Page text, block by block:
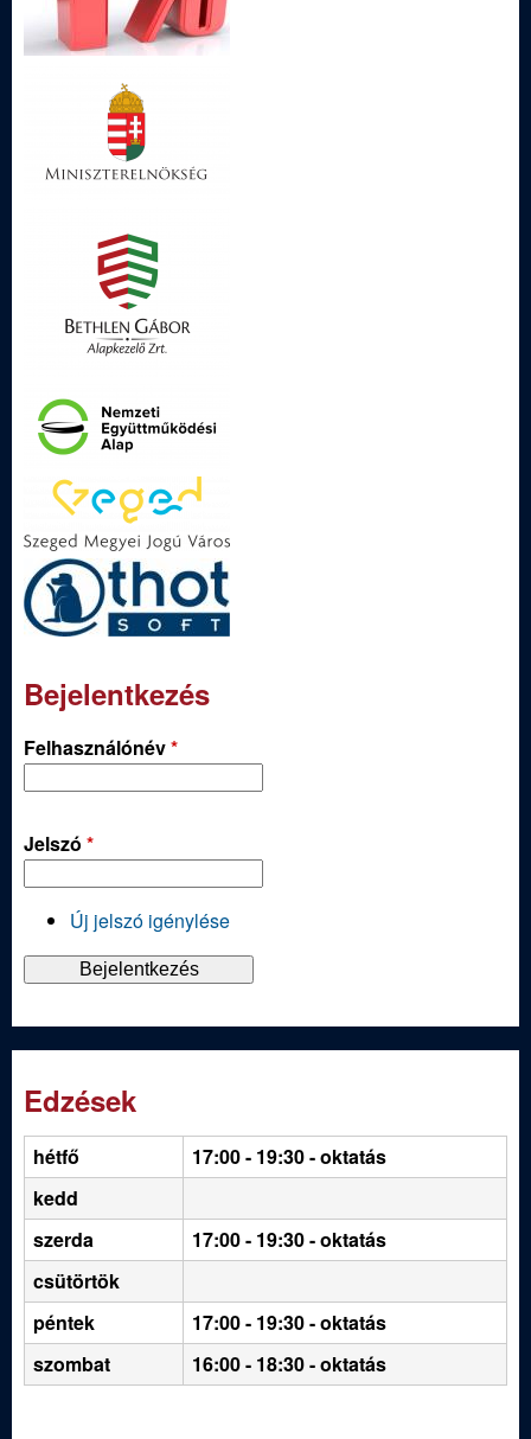
Bejelentkezés
Felhasználónév*
Jelszó *
Új jelszó igénylése
Edzések
hétfő 17:00 - 19:30- oktatás
kedd
szerda
17:00 - 19:30 - oktatás
csütörtök
péntek
17:00 - 19:30 - oktatás
szombat
16:00 - 18:30 - oktatás